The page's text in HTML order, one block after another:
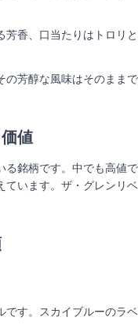
香、口当たりはトロリ
芳醇な風味はそのまま
値​
銘柄です。中でも高値
います。ザ・グレンリ
す。スカイブルーのラ